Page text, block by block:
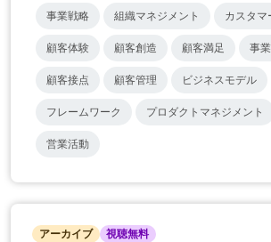
事業戦略 組織マネジメント カスタマ
顧客体験 顧客創造 顧客満足 事
顧客接点 顧客管理 ビジネスモデル
フレームワーク プロダクトマネジメント
営業活動
アーカイブ 視聴無料